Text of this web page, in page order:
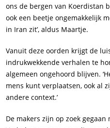
ons de bergen van Koerdistan
ook een beetje ongemakkelijk
in Iran zit’, aldus Maartje.
Vanuit deze oorden krijgt de
indrukwekkende verhalen te
algemeen ongehoord blijven.
mens kunt verplaatsen, ook al
andere context.’
De makers zijn op zoek